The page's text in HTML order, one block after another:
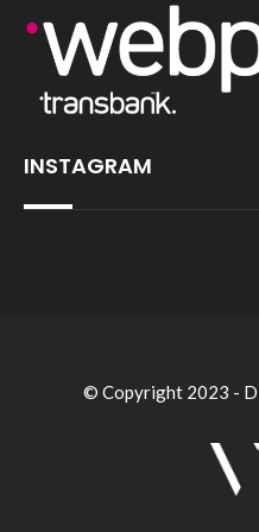
INSTAGRAM
© Copyright 2023 -